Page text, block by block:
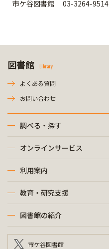
市ケ谷図書館 03-3264-9514
図書館 Library
よくある質問
お問い合わせ
調べる・探す
オンラインサービス
利用案内
教育・研究支援
図書館の紹介
市ケ谷図書館